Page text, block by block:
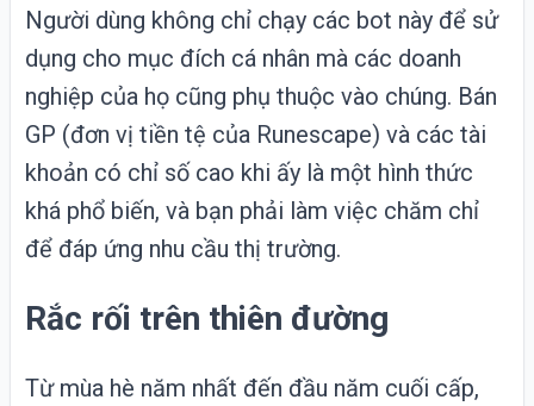
Người dùng không chỉ chạy các bot này để sử
dụng cho mục đích cá nhân mà các doanh
nghiệp của họ cũng phụ thuộc vào chúng. Bán
GP (đơn vị tiền tệ của Runescape) và các tài
khoản có chỉ số cao khi ấy là một hình thức
khá phổ biến, và bạn phải làm việc chăm chỉ
để đáp ứng nhu cầu thị trường.
Rắc rối trên thiên đường
Từ mùa hè năm nhất đến đầu năm cuối cấp,